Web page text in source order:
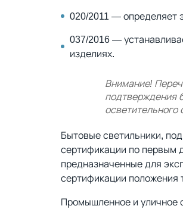
020/2011 — определяет
037/2016 —
изделиях.
Внимание!
подтверждения
осветительного
Бытовые светильники,
сертификации по первым
предназначенные для
сертификации положения
Промышленное и уличное